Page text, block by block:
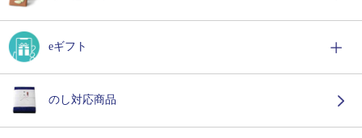
eギフト
のし対応商品